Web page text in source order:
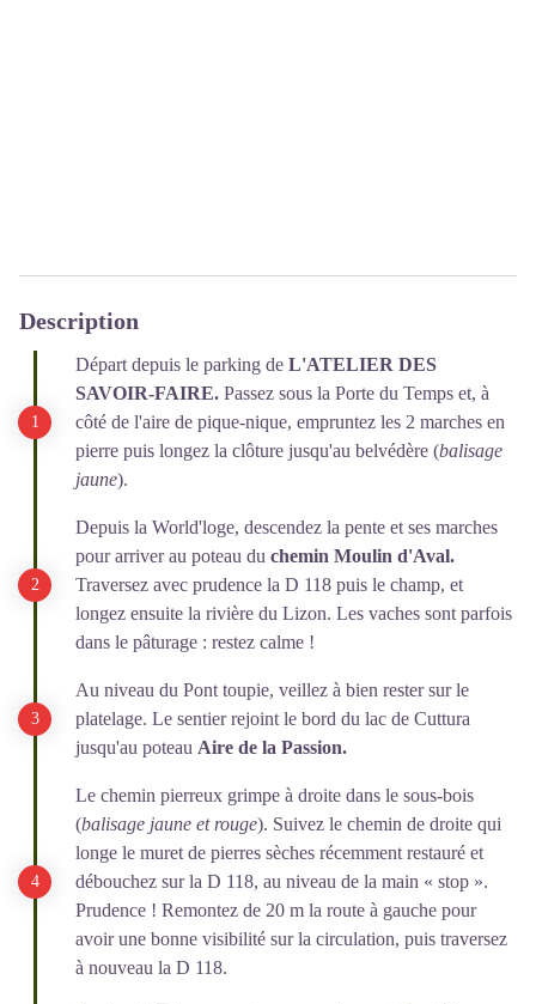
Description
Départ depuis le parking de L'ATELIER DES
SAVOIR-FAIRE. Passez sous la Porte du Temps et, à
côté de l'aire de pique-nique, empruntez les 2 marches en
pierre puis longez la clôture jusqu'au belvédère (balisage
jaune).
Depuis la World'loge, descendez la pente et ses marches
pour arriver au poteau du chemin Moulin d'Aval.
Traversez avec prudence la D 118 puis le champ, et
longez ensuite la rivière du Lizon. Les vaches sont parfois
dans le pâturage : restez calme !
Au niveau du Pont toupie, veillez à bien rester sur le
platelage. Le sentier rejoint le bord du lac de Cuttura
jusqu'au poteau Aire de la Passion.
Le chemin pierreux grimpe à droite dans le sous-bois
(balisage jaune et rouge). Suivez le chemin de droite qui
longe le muret de pierres sèches récemment restauré et
débouchez sur la D 118, au niveau de la main « stop ».
Prudence ! Remontez de 20 m la route à gauche pour
avoir une bonne visibilité sur la circulation, puis traversez
à nouveau la D 118.